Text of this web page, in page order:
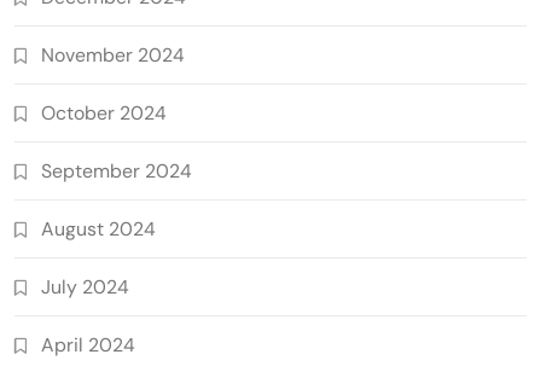
November 2024
October 2024
September 2024
August 2024
July 2024
April 2024